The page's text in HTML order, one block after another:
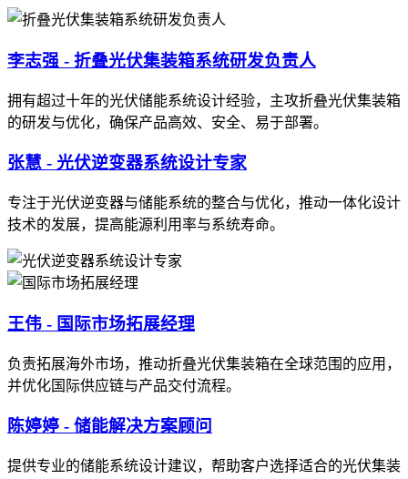
李志强 - 折叠光伏集装箱系统研发负责人
拥有超过十年的光伏储能系统设计经验，主攻折叠光伏集装箱
的研发与优化，确保产品高效、安全、易于部署。
张慧 - 光伏逆变器系统设计专家
专注于光伏逆变器与储能系统的整合与优化，推动一体化设计
技术的发展，提高能源利用率与系统寿命。
王伟 - 国际市场拓展经理
负责拓展海外市场，推动折叠光伏集装箱在全球范围的应用，
并优化国际供应链与产品交付流程。
陈婷婷 - 储能解决方案顾问
提供专业的储能系统设计建议，帮助客户选择适合的光伏集装